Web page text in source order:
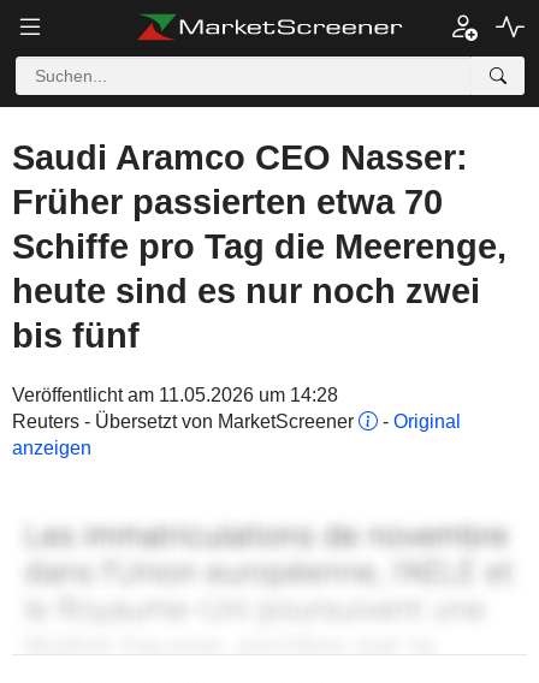
Saudi Aramco CEO Nasser:
Früher passierten etwa 70
Schiffe pro Tag die Meerenge,
heute sind es nur noch zwei
bis fünf
Veröffentlicht am 11.05.2026 um 14:28
Reuters - Übersetzt von MarketScreener
- Original
anzeigen